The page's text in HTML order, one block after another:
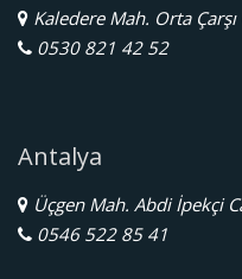
Kaledere Mah. Orta
0530 821 42 52
Antalya
Üçgen Mah. Abdi İpekçi
0546 522 85 41